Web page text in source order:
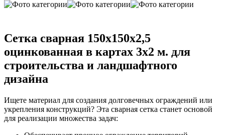
Сетка сварная 150х150x2,5
оцинкованная в картах 3х2 м. для
строительства и ландшафтного
дизайна
Ищете материал для создания долговечных ограждений или
укрепления конструкций? Эта сварная сетка станет основой
для реализации множества задач: